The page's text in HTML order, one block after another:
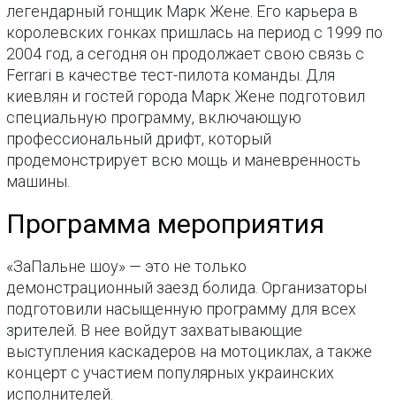
легендарный гонщик Марк Жене. Его карьера в
королевских гонках пришлась на период с 1999 по
2004 год, а сегодня он продолжает свою связь с
Ferrari в качестве тест-пилота команды. Для
киевлян и гостей города Марк Жене подготовил
специальную программу, включающую
профессиональный дрифт, который
продемонстрирует всю мощь и маневренность
машины.
Программа мероприятия
«ЗаПальне шоу» — это не только
демонстрационный заезд болида. Организаторы
подготовили насыщенную программу для всех
зрителей. В нее войдут захватывающие
выступления каскадеров на мотоциклах, а также
концерт с участием популярных украинских
исполнителей.